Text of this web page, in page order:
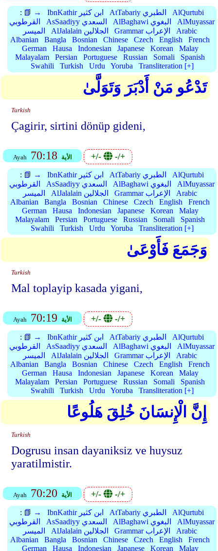
: 📗 → IbnKathir ابن كثير AtTabariy الطبري
AlQurtubi
القرطوبي
AsSaadiyy السعدي AlBaghawi البغوي
AlMuyassar
الميسر
AlJalalain الجلالين Grammar الإعراب
Arabic
Albanian
Bangla Bosnian Chinese Czech English
French
German
Hausa Indonesian Japanese Korean
Malay
Malayalam
Persian Portuguese Russian Somali
Spanish
Swahili
Turkish Urdu Yoruba Transliteration [+]
تَدْعُو مَنْ أَدْبَرَ وَتَوَلَّىٰ
Turkish
Çagirir, sirtini dönüp gideni,
Ayah 70:18 الأية +/- -/+
: 📗 → IbnKathir ابن كثير AtTabariy الطبري
AlQurtubi
القرطوبي
AsSaadiyy السعدي AlBaghawi البغوي
AlMuyassar
الميسر
AlJalalain الجلالين Grammar الإعراب
Arabic
Albanian
Bangla Bosnian Chinese Czech English
French
German
Hausa Indonesian Japanese Korean
Malay
Malayalam
Persian Portuguese Russian Somali
Spanish
Swahili
Turkish Urdu Yoruba Transliteration [+]
وَجَمَعَ فَأَوْعَىٰ
Turkish
Mal toplayip kasada yigani,
Ayah 70:19 الأية +/- -/+
: 📗 → IbnKathir ابن كثير AtTabariy الطبري
AlQurtubi
القرطوبي
AsSaadiyy السعدي AlBaghawi البغوي
AlMuyassar
الميسر
AlJalalain الجلالين Grammar الإعراب
Arabic
Albanian
Bangla Bosnian Chinese Czech English
French
German
Hausa Indonesian Japanese Korean
Malay
Malayalam
Persian Portuguese Russian Somali
Spanish
Swahili
Turkish Urdu Yoruba Transliteration [+]
إِنَّ الْإِنسَانَ خُلِقَ هَلُوعًا
Turkish
Dogrusu insan dayaniksiz ve huysuz
yaratilmistir.
Ayah 70:20 الأية +/- -/+
: 📗 → IbnKathir ابن كثير AtTabariy الطبري
AlQurtubi
القرطوبي
AsSaadiyy السعدي AlBaghawi البغوي
AlMuyassar
الميسر
AlJalalain الجلالين Grammar الإعراب
Arabic
Albanian
Bangla Bosnian Chinese Czech English
French
German
Hausa Indonesian Japanese Korean Malay